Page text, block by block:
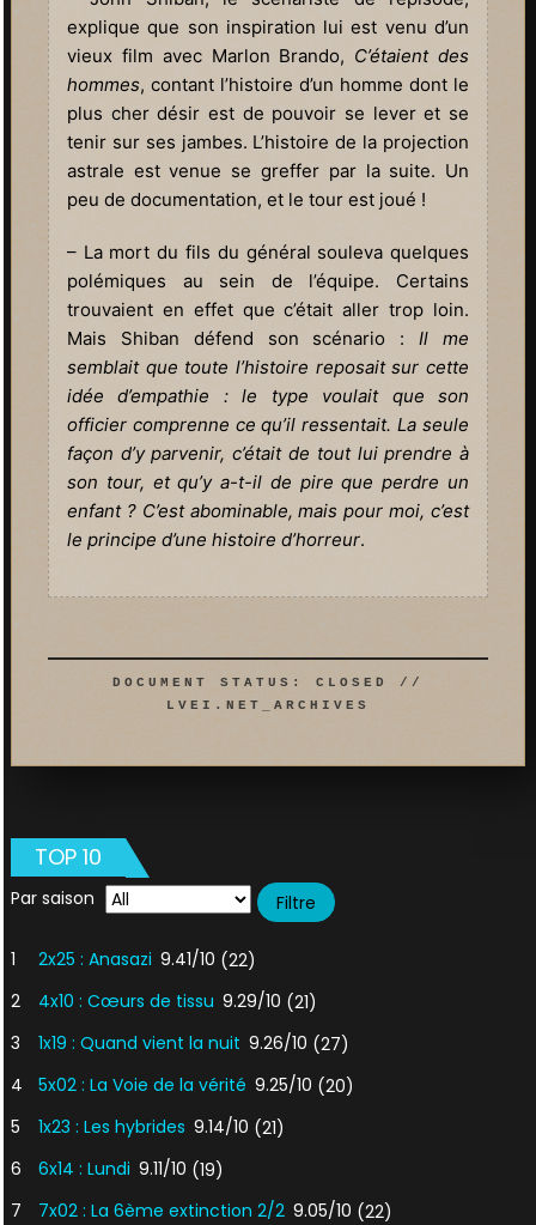
explique que son inspiration lui est venu d’un
vieux film avec Marlon Brando, C’étaient des
hommes, contant l’histoire d’un homme dont le
plus cher désir est de pouvoir se lever et se
tenir sur ses jambes. L’histoire de la projection
astrale est venue se greffer par la suite. Un
peu de documentation, et le tour est joué !
– La mort du fils du général souleva quelques
polémiques au sein de l’équipe. Certains
trouvaient en effet que c’était aller trop loin.
Mais Shiban défend son scénario :Il me
semblait que toute l’histoire reposait sur cette
idée d’empathie : le type voulait que son
officier comprenne ce qu’il ressentait. La seule
façon d’y parvenir, c’était de tout lui prendre à
son tour, et qu’y a-t-il de pire que perdre un
enfant ? C’est abominable, mais pour moi, c’est
le principe d’une histoire d’horreur.
DOCUMENT STATUS: CLOSED //
LVEI.NET_ARCHIVES
TOP 10
Par saison
1 2x25 : Anasazi 9.41/10 (22)
2
4x10 : Cœurs de tissu 9.29/10 (21)
3
1x19 : Quand vient la nuit 9.26/10 (27)
4
5x02 : La Voie de la vérité 9.25/10 (20)
5
1x23 : Les hybrides 9.14/10 (21)
6
6x14 : Lundi 9.11/10 (19)
7
7x02 : La 6ème extinction 2/2 9.05/10 (22)